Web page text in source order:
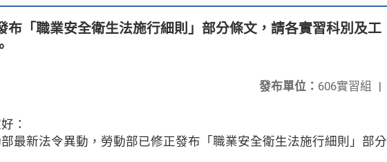
布「職業安全衛生法施行細則」部分條文，請各實習科別及工
發布單位： 606實習組 |
：
最新法令異動，勞動部已修正發布「職業安全衛生法施行細則」部分